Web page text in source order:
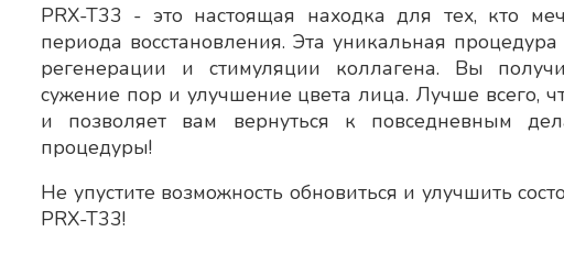
PRX-T33 - это настоящая находка для тех, кто
периода восстановления. Эта уникальная
регенерации и стимуляции коллагена. Вы
сужение пор и улучшение цвета лица. Лучше всего,
и позволяет вам вернуться к повседневным
процедуры!
Не упустите возможность обновиться и улучшить
PRX-T33!
Сергеевна
дерматолога. Врач
но всё было
Отзыв о враче Наумова О.С.
Наумовой Ольге Сергеевне. Очень